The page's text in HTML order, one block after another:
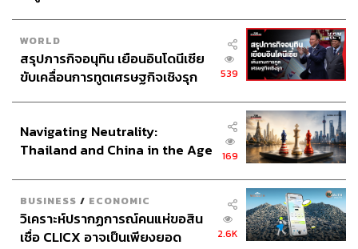
WORLD
สรุปภารกิจอนุทิน เยือนอินโดนีเซีย
ขับเคลื่อนการทูตเศรษฐกิจเชิงรุก
539
Navigating Neutrality:
Thailand and China in the Age
169
BUSINESS / ECONOMIC
วิเคราะห์ปรากฏการณ์คนแห่ขอสิน
เชื่อ CLICX อาจเป็นเพียงยอด
2.6K